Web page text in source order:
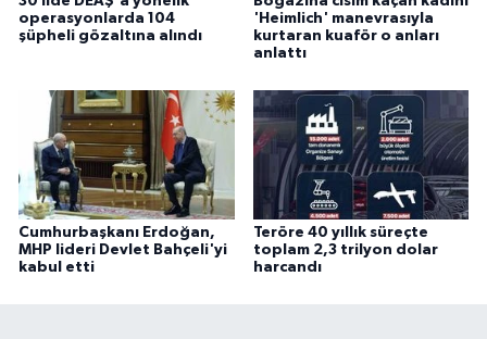
operasyonlarda 104
şüpheli gözaltına alındı
'Heimlich' manevrasıyla
kurtaran kuaför o anları
anlattı
Cumhurbaşkanı Erdoğan,
MHP lideri Devlet Bahçeli'yi
kabul etti
Teröre 40 yıllık süreçte
toplam 2,3 trilyon dolar
harcandı